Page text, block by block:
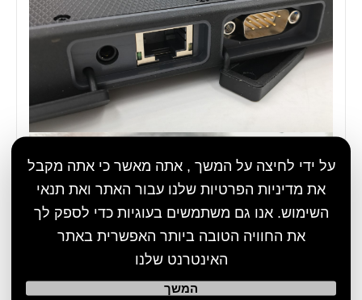
על ידי לחיצה על המשך , אתה מאשר כי אתה מקבל
את מדיניות הפרטיות שלנו עבור האתר ואת תנאי
השימוש. אנו גם משתמשים בעוגיות כדי לספק לך
את החוויה הטובה ביותר האפשרית באתר
האינטרנט שלנו
המשך